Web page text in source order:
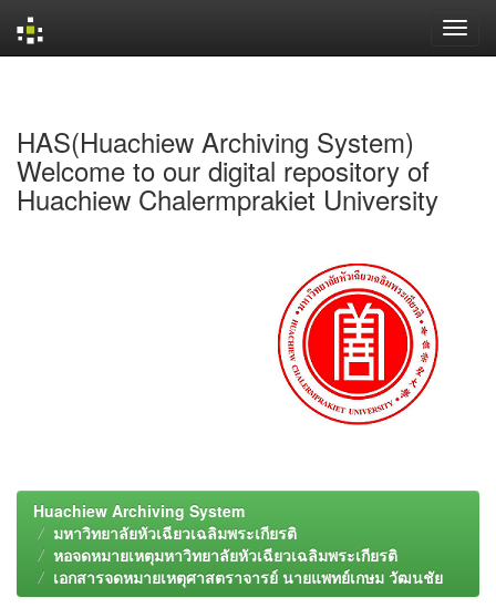
HAS(Huachiew Archiving System)
Welcome to our digital repository of
Huachiew Chalermprakiet University
Huachiew Archiving System
มหาวิทยาลัยหัวเฉียวเฉลิมพระเกียรติ
หอจดหมายเหตุมหาวิทยาลัยหัวเฉียวเฉลิมพระเกียรติ
เอกสารจดหมายเหตุศาสตราจารย์ นายแพทย์เกษม วัฒนชัย